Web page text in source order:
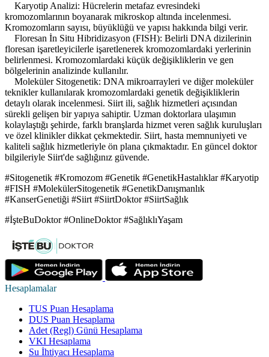
Karyotip Analizi: Hücrelerin metafaz evresindeki
kromozomlarının boyanarak mikroskop altında incelenmesi.
Kromozomların sayısı, büyüklüğü ve yapısı hakkında bilgi verir.
Floresan İn Situ Hibridizasyon (FISH): Belirli DNA dizilerinin
floresan işaretleyicilerle işaretlenerek kromozomlardaki yerlerinin
belirlenmesi. Kromozomlardaki küçük değişikliklerin ve gen
bölgelerinin analizinde kullanılır.
Moleküler Sitogenetik: DNA mikroarrayleri ve diğer moleküler
teknikler kullanılarak kromozomlardaki genetik değişikliklerin
detaylı olarak incelenmesi. Siirt ili, sağlık hizmetleri açısından
sürekli gelişen bir yapıya sahiptir. Uzman doktorlara ulaşımın
kolaylaştığı şehirde, farklı branşlarda hizmet veren sağlık kuruluşları
ve özel klinikler dikkat çekmektedir. Siirt, hasta memnuniyeti ve
kaliteli sağlık hizmetleriyle ön plana çıkmaktadır. En güncel doktor
bilgileriyle Siirt'de sağlığınız güvende.
#Sitogenetik #Kromozom #Genetik #GenetikHastalıklar #Karyotip
#FISH #MolekülerSitogenetik #GenetikDanışmanlık
#KanserGenetiği #Siirt #SiirtDoktor #SiirtSağlık
#İşteBuDoktor #OnlineDoktor #SağlıklıYaşam
Hesaplamalar
TUS Puan Hesaplama
DUS Puan Hesaplama
Adet (Regl) Günü Hesaplama
VKI Hesaplama
Su İhtiyacı Hesaplama